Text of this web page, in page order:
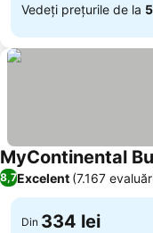
Vedeți prețurile de la
MyContinental
8,7Excelent (7.167
Din 334 lei